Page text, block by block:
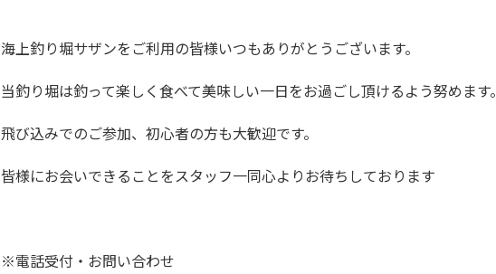
海上釣り堀サザンをご利用の皆様いつもありがとうございます。
当釣り堀は釣って楽しく食べて美味しい一日をお過ごし頂けるよう努めます。
飛び込みでのご参加、初心者の方も大歓迎です。
皆様にお会いできることをスタッフ一同心よりお待ちしております
※電話受付・お問い合わせ